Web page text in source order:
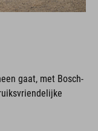
gaat, met Bosch-